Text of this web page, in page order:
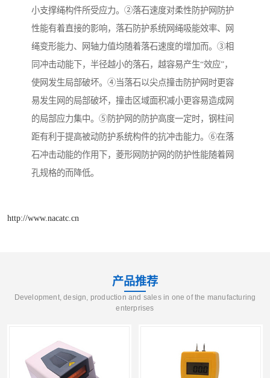
小支撑绳构件所受应力。②落石速度对柔性防护网防护
性能有着直接的影响，落石防护系统网绳吸能效率、网
绳变形能力、网轴力值均随着落石速度的增加而。③相
同冲击动能下，半径越小的落石，越容易产生“效应”，
使网发生局部破坏。④当落石以尖点撞击防护网时更容
易发生网的局部破坏，撞击区域面积减小更容易造成网
的局部应力集中。⑤防护网的防护高度一定时，钢柱间
距有利于提高被动防护系统构件的抗冲击能力。⑥在落
石冲击动能的作用下，菱形网防护网的防护性能随着网
孔规格的而降低。
http://www.nacatc.cn
产品推荐
Development, design, production and sales in one of the manufacturing
enterprises